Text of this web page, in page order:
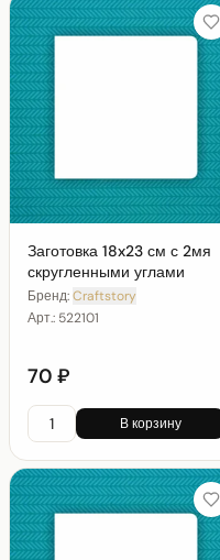
Заготовка 18x23 см с 2мя
скругленными углами
Бренд:Craftstory
Арт.: 522101
70 ₽
В корзину